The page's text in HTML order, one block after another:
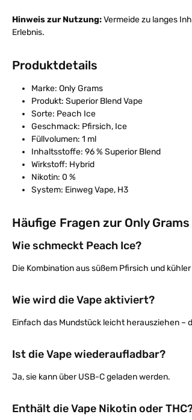
Hinweis zur Nutzung:Vermeide zu langes
Erlebnis.
Produktdetails
Marke: Only Grams
Produkt: Superior Blend Vape
Sorte: Peach Ice
Geschmack: Pfirsich, Ice
Füllvolumen: 1 ml
Inhaltsstoffe: 96 % Superior Blend
Wirkstoff: Hybrid
Nikotin: 0 %
System: Einweg Vape, H3
Häufige Fragen zur Only
Wie schmeckt Peach Ice?
Die Kombination aus süßem Pfirsich und
Wie wird die Vape aktiviert?
Einfach das Mundstück leicht herausziehen –
Ist die Vape wiederaufladbar?
Ja, sie kann über USB-C geladen werden.
Enthält die Vape Nikotin oder